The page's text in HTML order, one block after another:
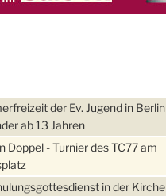
der Ev. Jugend in Berlin
ab 13 Jahren
Doppel - Turnier des TC77 am
in der Kirche